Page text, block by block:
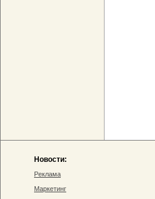
Новости:
Реклама
Маркетинг